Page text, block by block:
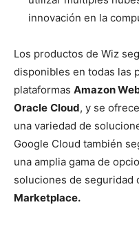
innovación en la
Los productos de Wiz
disponibles en todas las
plataformas Amazon
Oracle Cloud, y se
una variedad de
Google Cloud también
una amplia gama de
soluciones de seguridad
Marketplace.